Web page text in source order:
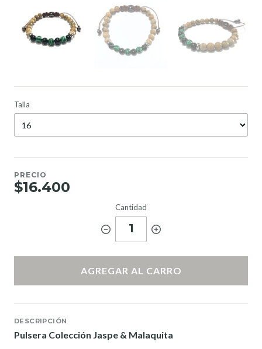
Talla
PRECIO
$16.400
Cantidad
1
AGREGAR AL CARRO
DESCRIPCIÓN
Pulsera Colección Jaspe & Malaquita